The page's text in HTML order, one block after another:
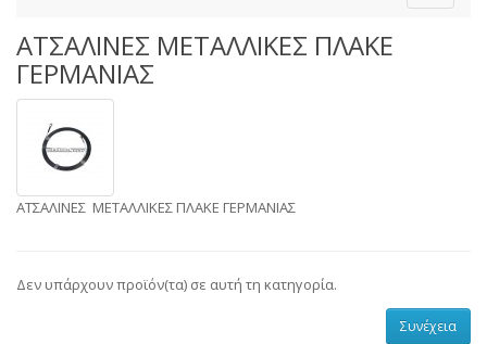
ΑΤΣΑΛΙΝΕΣ ΜΕΤΑΛΛΙΚΕΣ ΠΛΑΚΕ
ΓΕΡΜΑΝΙΑΣ
ΑΤΣΑΛΙΝΕΣ ΜΕΤΑΛΛΙΚΕΣ ΠΛΑΚΕ ΓΕΡΜΑΝΙΑΣ
Δεν υπάρχουν προϊόν(τα) σε αυτή τη κατηγορία.
Συνέχεια